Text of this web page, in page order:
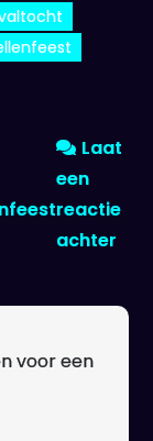
Laat
een
reactie
achter
voor een